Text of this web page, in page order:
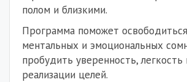
полом и близкими.
Программа поможет
ментальных и эмоциональных
пробудить уверенность,
реализации целей.